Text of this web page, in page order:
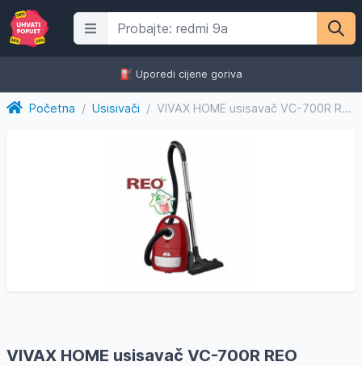
⛽️ Uporedi cijene goriva
Početna / Usisivači / VIVAX HOME usisavač VC-700R REO
VIVAX HOME usisavač VC-700R REO